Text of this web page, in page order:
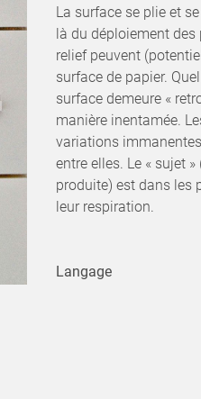
La surface se plie et
là du déploiement des
relief peuvent
surface de papier.
surface demeure «
manière inentamée.
variations
entre elles. Le « sujet
produite) est dans les
leur respiration.
Langage